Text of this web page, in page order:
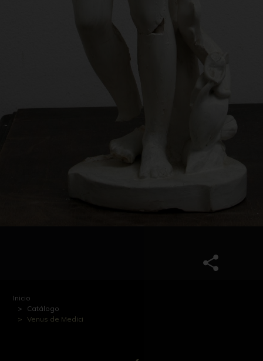
Inicio
Catálogo
Venus de Medici